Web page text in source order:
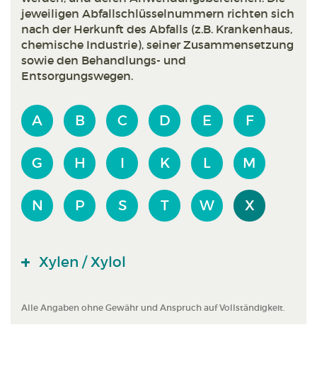
jeweiligen Abfallschlüsselnummern richten sich
nach der Herkunft des Abfalls (z.B. Krankenhaus,
chemische Industrie), seiner Zusammensetzung
sowie den Behandlungs- und
Entsorgungswegen.
A B C D E F
G H I K L M
N P S T W X
Xylen / Xylol
Alle Angaben ohne Gewähr und Anspruch auf Vollständigkeit.